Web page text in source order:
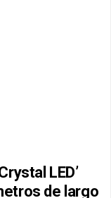
LED’
de largo